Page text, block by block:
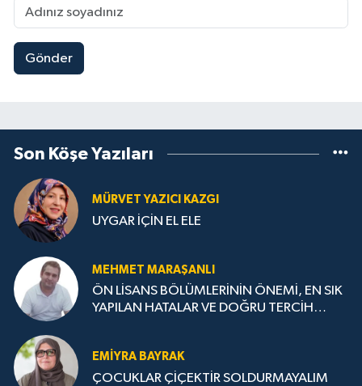
Gönder
Son Köşe Yazıları
MÜRVET YAZICI KAZGI
UYGAR İÇİN EL ELE
MEHMET MARAŞANLI
ÖN LİSANS BÖLÜMLERİNİN ÖNEMİ, EN SIK
YAPILAN HATALAR VE DOĞRU TERCİH
EMIYRA BAYRAK
ÇOCUKLAR ÇİÇEKTİR SOLDURMAYALIM